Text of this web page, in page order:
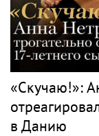
«Скучаю!»:
в Данию